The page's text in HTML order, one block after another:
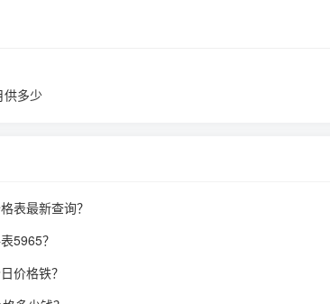
供多少
表最新查询？
5965？
价格铁？